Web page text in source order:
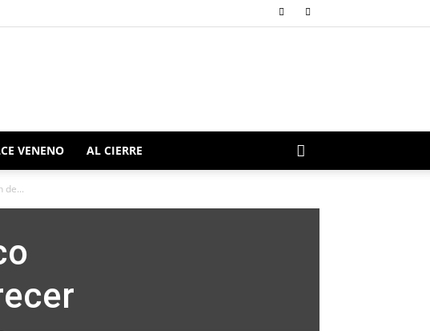
VENENO AL CIERRE
de...